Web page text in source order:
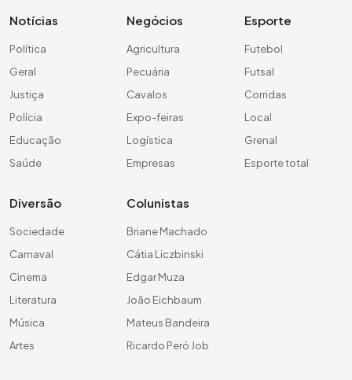
Notícias
Política
Geral
Justiça
Polícia
Educação
Saúde
Negócios
Agricultura
Pecuária
Cavalos
Expo-feiras
Logística
Empresas
Esporte
Futebol
Futsal
Corridas
Local
Grenal
Esporte total
Diversão
Sociedade
Carnaval
Cinema
Literatura
Música
Artes
Colunistas
Briane Machado
Cátia Liczbinski
Edgar Muza
João Eichbaum
Mateus Bandeira
Ricardo Peró Job